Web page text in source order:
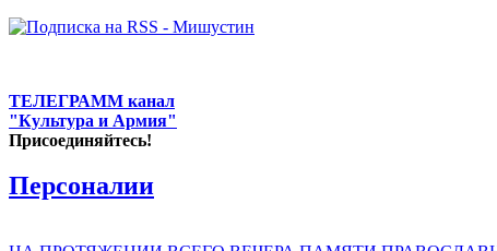
ТЕЛЕГРАММ канал
"Культура и Армия"
Присоединяйтесь!
Персоналии